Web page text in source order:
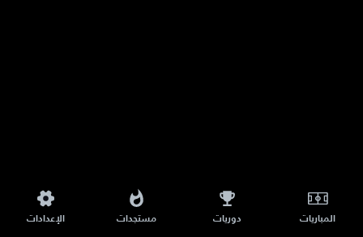
المباريات دوريات مستجدات الإعدادات